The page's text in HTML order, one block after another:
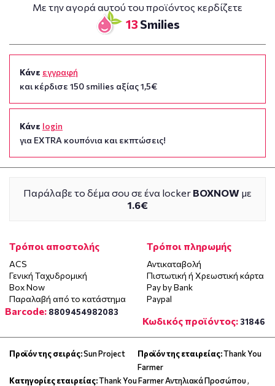
Με την αγορά αυτού του προϊόντος κερδίζετε
13 Smilies
Κάνε εγγραφή
και κέρδισε 150 smilies αξίας 1,5€
Κάνε login
για EXTRA κουπόνια και εκπτώσεις!
Παράλαβε το δέμα σου σε ένα locker BOXNOW με
1.6€
Τρόποι αποστολής
ACS
Γενική Ταχυδρομική
Box Now
Παραλαβή από το κατάστημα
Τρόποι πληρωμής
Αντικαταβολή
Πιστωτική ή Χρεωστική κάρτα
Pay by Bank
Paypal
Barcode: 8809454982083
Κωδικός προϊόντος: 31846
Προϊόν της σειράς:Sun Project Προϊόν της εταιρείας:Thank You
Farmer
Κατηγορίες εταιρείας:Thank You Farmer Αντηλιακά Προσώπου,